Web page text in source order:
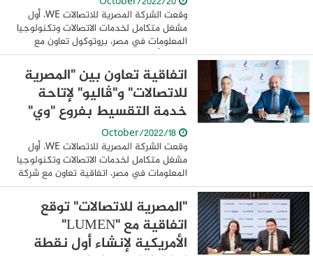
وقعت الشركة المصرية للاتصالات WE، أول
مشغل متكامل لخدمات الاتصالات وتكنولوجيا
المعلومات في مصر، بروتوكول تعاون مع
شركة الأهلي صبور ، لتقديم خدمات الاتصالات
المتكاملة داخل مشروعات الشركة، وقع ...
اتفاقية تعاون بين "المصرية
للاتصالات" و"ڤاليو" لإتاحة
خدمة التقسيط بفروع "وي"
وقعت الشركة المصرية للاتصالات WE، أول
مشغل متكامل لخدمات الاتصالات وتكنولوجيا
المعلومات في مصر، اتفاقية تعاون مع شركة
"ڤاليو"، المنصة الرائدة للشراء الآن والدفع
لاحقًا (BNPL) لتعزيز نمط الحياة ...
"المصرية للاتصالات" توقع
اتفاقية مع "LUMEN"
الأمريكية لإنشاء أول نقطة